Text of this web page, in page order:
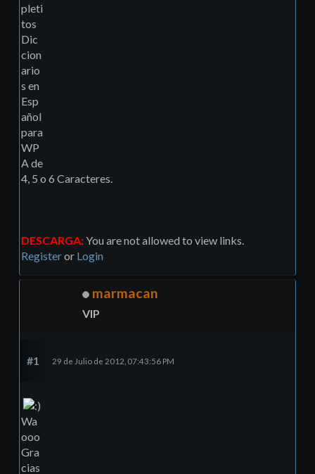
pleti
tos
Dic
cion
ario
s en
Esp
añol
para
WP
A de
4, 5 o 6 Caracteres.
DESCARGA:You are not allowed to view links.
Registeror Login
marmacan
VIP
#1 29 de Julio de 2012, 07:43:56 PM
Wa
ooo
Gra
cias